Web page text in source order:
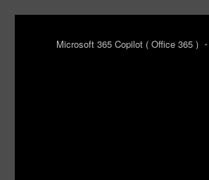
Microsoft 365 Copilot ( Office 365 )